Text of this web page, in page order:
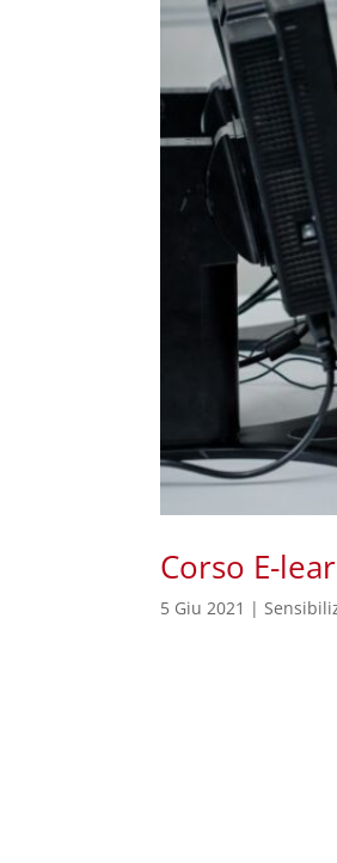
Corso E-
5 Giu 2021 |